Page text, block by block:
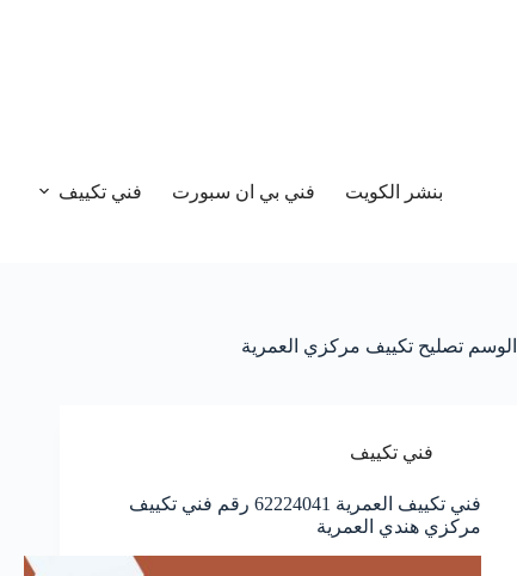
بنشر الكويت فني بي ان سبورت فني تكييف
الوسم تصليح تكييف مركزي العمرية
فني تكييف
فني تكييف العمرية 62224041 رقم فني تكييف
مركزي هندي العمرية